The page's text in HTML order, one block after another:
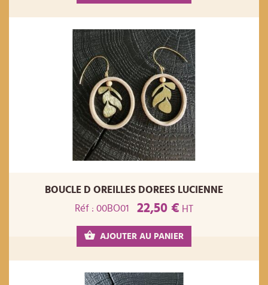
BOUCLE D OREILLES DOREES LUCIENNE
Réf : 00BO01
22,50 € HT
AJOUTER AU PANIER